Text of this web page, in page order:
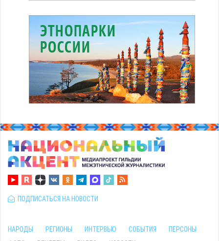
ПОДПИСАТЬСЯ НА НОВОСТИ
НАРОДЫ РЕГИОНЫ ИНТЕРВЬЮ СОБЫТИЯ
ПЕРСОНЫ